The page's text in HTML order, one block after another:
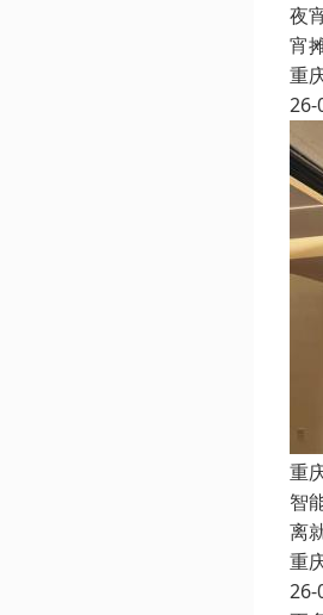
夜
宵
重
26-
重
智
离
重
26-